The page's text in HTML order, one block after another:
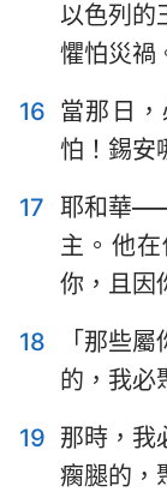
以色列
懼怕災禍
16 當那日
怕！錫安
17 耶和華
主。他
你，且因
18
「那些
的，我必
19 那時，我
瘸腿的，